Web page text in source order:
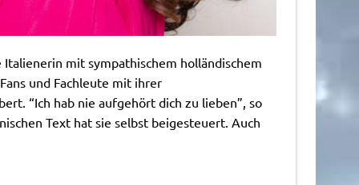
mit sympathischem holländischem
und Fachleute mit ihrer
“Ich hab nie aufgehört dich zu lieben”, so
Text hat sie selbst beigesteuert. Auch